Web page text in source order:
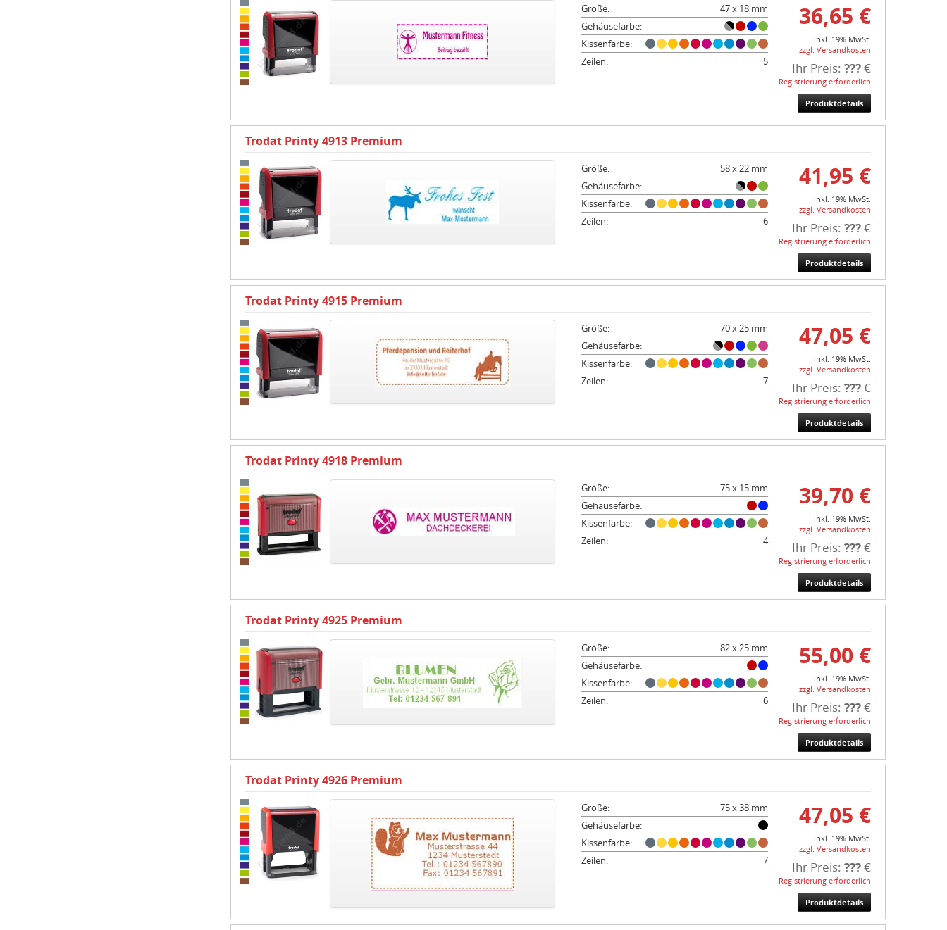
36,65 €
inkl. 19% MwSt.
zzgl. Versandkosten
Ihr Preis: ???€
Registrierung erforderlich
Produktdetails
Größe:
47 x 18 mm
Gehäusefarbe:
Kissenfarbe:
Zeilen:
5
Trodat Printy 4913 Premium
41,95 €
inkl. 19% MwSt.
zzgl. Versandkosten
Ihr Preis: ???€
Registrierung erforderlich
Produktdetails
Größe:
58 x 22 mm
Gehäusefarbe:
Kissenfarbe:
Zeilen:
6
Trodat Printy 4915 Premium
47,05 €
inkl. 19% MwSt.
zzgl. Versandkosten
Ihr Preis: ???€
Registrierung erforderlich
Produktdetails
Größe:
70 x 25 mm
Gehäusefarbe:
Kissenfarbe:
Zeilen:
7
Trodat Printy 4918 Premium
39,70 €
inkl. 19% MwSt.
zzgl. Versandkosten
Ihr Preis: ???€
Registrierung erforderlich
Produktdetails
Größe:
75 x 15 mm
Gehäusefarbe:
Kissenfarbe:
Zeilen:
4
Trodat Printy 4925 Premium
55,00 €
inkl. 19% MwSt.
zzgl. Versandkosten
Ihr Preis: ???€
Registrierung erforderlich
Produktdetails
Größe:
82 x 25 mm
Gehäusefarbe:
Kissenfarbe:
Zeilen:
6
Trodat Printy 4926 Premium
47,05 €
inkl. 19% MwSt.
zzgl. Versandkosten
Ihr Preis: ???€
Registrierung erforderlich
Produktdetails
Größe:
75 x 38 mm
Gehäusefarbe:
Kissenfarbe:
Zeilen:
7